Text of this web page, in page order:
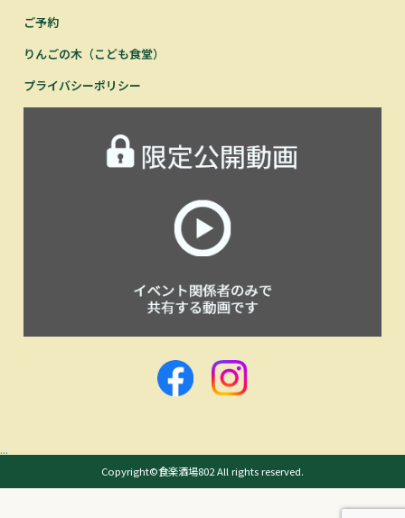
ご予約
りんごの木（こども食堂）
プライバシーポリシー
...
Copyright©食楽酒場802 All rights reserved.